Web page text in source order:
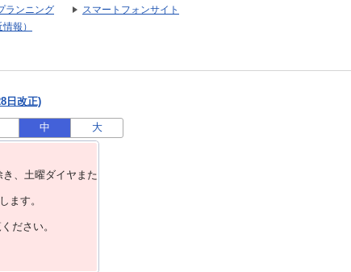
ランニング
スマートフォンサイト
報）
日改正)
中 大
、⼟曜ダイヤまた
ます。
ださい。